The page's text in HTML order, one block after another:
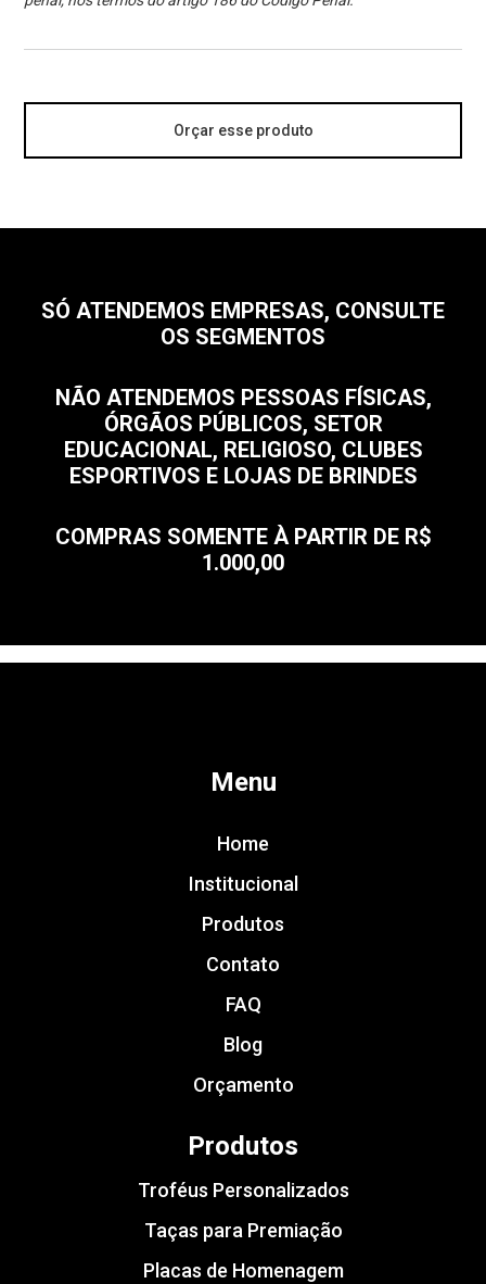
Orçar esse produto
SÓ ATENDEMOS EMPRESAS, CONSULTE
OS SEGMENTOS
NÃO ATENDEMOS PESSOAS FÍSICAS,
ÓRGÃOS PÚBLICOS, SETOR
EDUCACIONAL, RELIGIOSO, CLUBES
ESPORTIVOS E LOJAS DE BRINDES
COMPRAS SOMENTE À PARTIR DE R$
1.000,00
Menu
Home
Institucional
Produtos
Contato
FAQ
Blog
Orçamento
Produtos
Troféus Personalizados
Taças para Premiação
Placas de Homenagem